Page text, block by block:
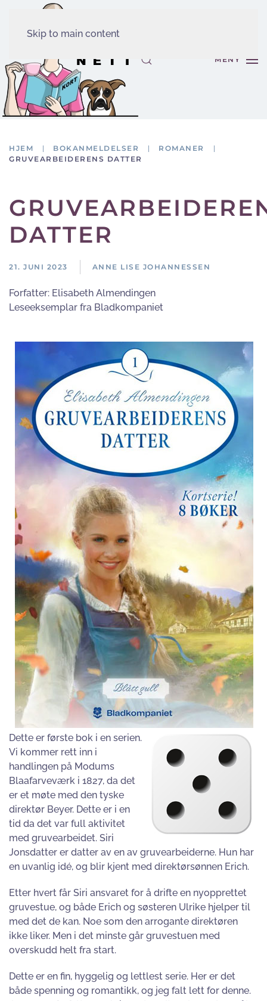
Skip to main content
MENY
HJEM BOKANMELDELSER
ROMANER
GRUVEARBEIDERENS DATTER
DATTER
21. JUNI 2023 ANNE LISE JOHANNESSEN
Forfatter: Elisabeth Almendingen
Leseeksemplar fra Bladkompaniet
Dette er første bok i en serien.
Vi kommer rett inn i
handlingen på Modums
Blaafarveværk i 1827, da det
er et møte med den tyske
direktør Beyer. Dette er i en
tid da det var full aktivitet
med gruvearbeidet. Siri
Jonsdatter er datter av en av gruvearbeiderne. Hun har
en uvanlig idé, og blir kjent med direktørsønnen Erich.
Etter hvert får Siri ansvaret for å drifte en nyopprettet
gruvestue, og både Erich og søsteren Ulrike hjelper til
med det de kan. Noe som den arrogante direktøren
ikke liker. Men i det minste går gruvestuen med
overskudd helt fra start.
Dette er en fin, hyggelig og lettlest serie. Her er det
både spenning og romantikk, og jeg falt lett for denne.